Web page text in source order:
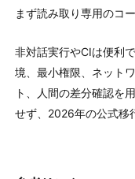
まず読み取り専用のコ
非対話実行やCIは便利
境、最小権限、ネット
ト、人間の差分確認を
せず、2026年の公式移